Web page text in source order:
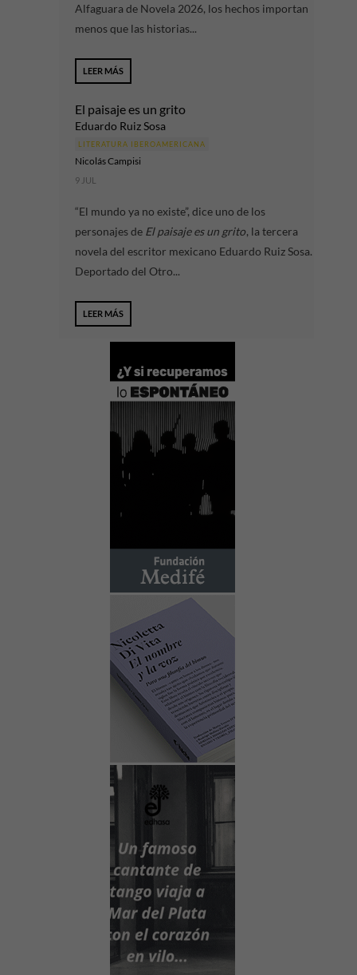
Alfaguara de Novela 2026, los hechos importan
menos que las historias...
LEER MÁS
El paisaje es un grito
Eduardo Ruiz Sosa
LITERATURA IBEROAMERICANA
Nicolás Campisi
9 JUL
“El mundo ya no existe”, dice uno de los
personajes de El paisaje es un grito, la tercera
novela del escritor mexicano Eduardo Ruiz Sosa.
Deportado del Otro...
LEER MÁS